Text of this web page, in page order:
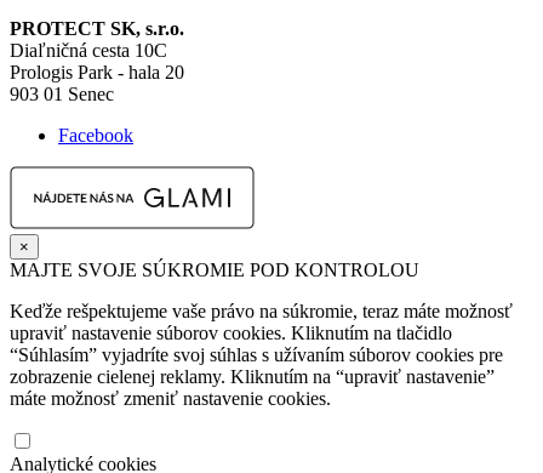
PROTECT SK, s.r.o.
Diaľničná cesta 10C
Prologis Park - hala 20
903 01 Senec
Facebook
×
MAJTE SVOJE SÚKROMIE POD KONTROLOU
Keďže rešpektujeme vaše právo na súkromie, teraz máte možnosť
upraviť nastavenie súborov cookies. Kliknutím na tlačidlo
“Súhlasím” vyjadríte svoj súhlas s užívaním súborov cookies pre
zobrazenie cielenej reklamy. Kliknutím na “upraviť nastavenie”
máte možnosť zmeniť nastavenie cookies.
Analytické cookies